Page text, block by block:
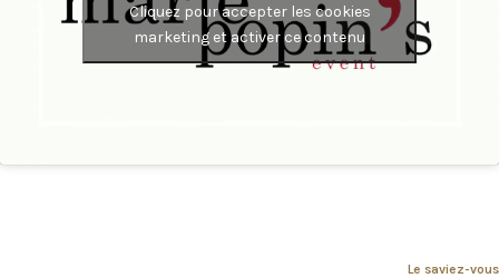
Cliquez pour accepter les cookies
marketing et activer ce contenu
Le saviez-vous